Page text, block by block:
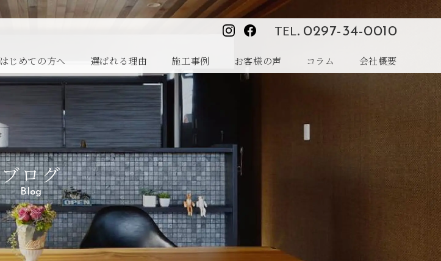
TEL. 0297-34-0010
はじめての方へ 選ばれる理由 施工事例 お客様の声 コラム 会社概要
ブログ
Blog